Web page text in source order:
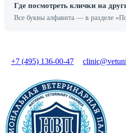
Где посмотреть клички на
Все буквы алфавита — в разделе
+7 (495) 136-00-47